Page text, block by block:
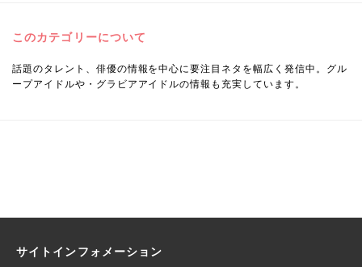
このカテゴリーについて
話題のタレント、俳優の情報を中心に要注目ネタを幅広く発信中。グル
ープアイドルや・グラビアアイドルの情報も充実しています。
サイトインフォメーション